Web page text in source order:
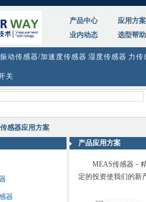
产品中心 应用方案
业内动态
选型帮助
振动传感器/加速度传感器 湿度传感器 力传
关
感器应用方案
器
产品应用方案
MEAS传感器－
定的投资使我们的新